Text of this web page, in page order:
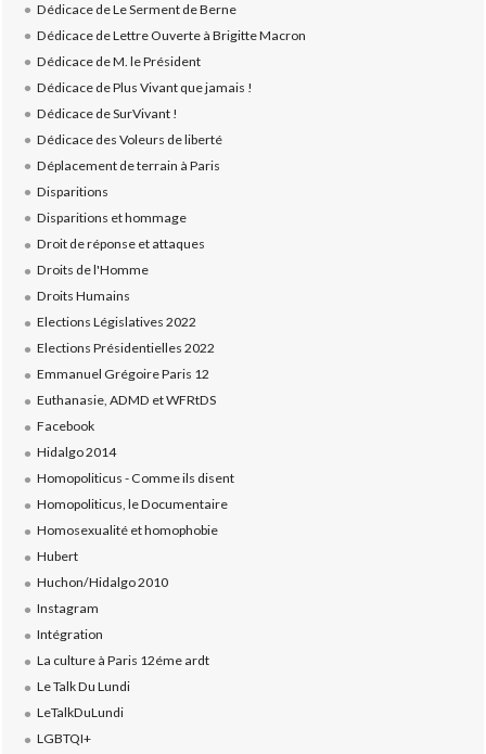
Dédicace de Le Serment de Berne
Dédicace de Lettre Ouverte à Brigitte Macron
Dédicace de M. le Président
Dédicace de Plus Vivant que jamais !
Dédicace de SurVivant !
Dédicace des Voleurs de liberté
Déplacement de terrain à Paris
Disparitions
Disparitions et hommage
Droit de réponse et attaques
Droits de l'Homme
Droits Humains
Elections Législatives 2022
Elections Présidentielles 2022
Emmanuel Grégoire Paris 12
Euthanasie, ADMD et WFRtDS
Facebook
Hidalgo 2014
Homopoliticus - Comme ils disent
Homopoliticus, le Documentaire
Homosexualité et homophobie
Hubert
Huchon/Hidalgo 2010
Instagram
Intégration
La culture à Paris 12éme ardt
Le Talk Du Lundi
LeTalkDuLundi
LGBTQI+